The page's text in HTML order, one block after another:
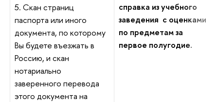
5. Скан страниц
паспорта или иного
документа, по которому
Вы будете въезжать в
Россию, и скан
нотариально
заверенного перевода
этого документа на
справка из учебного
заведения с оценками
по предметам за
первое полугодие.